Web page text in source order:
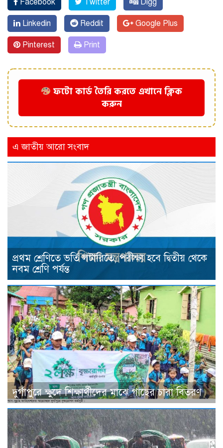
Facebook Twitter Digg
Linkedin Reddit Google Plus
Pinterest Print
ফটো কার্ড তৈরি করতে এখানে ক্লিক
করুন
এ জাতীয় আরো সংবাদ
প্রথম শ্রেণিতে ভর্তি লটারিতে, পরীক্ষা হবে দ্বিতীয় থেকে
নবম শ্রেণি পর্যন্ত
দুর্গাপুরে ক্ষুদে শিক্ষার্থীদের মাঝে গাছের চারা বিতরণ